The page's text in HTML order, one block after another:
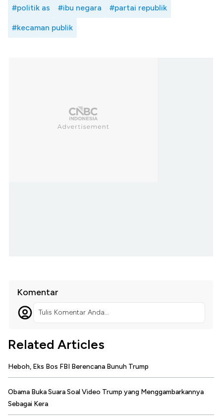
#politik as #ibu negara #partai republik
#kecaman publik
Komentar
Tulis Komentar Anda...
Related Articles
Heboh, Eks Bos FBI Berencana Bunuh Trump
Obama Buka Suara Soal Video Trump yang Menggambarkannya
Sebagai Kera